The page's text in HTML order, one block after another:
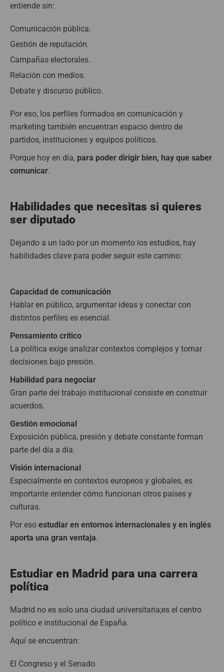
entiende sin:
Comunicación pública.
Gestión de reputación.
Campañas electorales.
Relación con medios.
Debate y discurso público.
Por eso, los perfiles formados en comunicación y
marketing también encuentran espacio dentro de
partidos, instituciones y equipos políticos.
Porque hoy en día, para poder dirigir bien, hay que saber
comunicar.
Habilidades que necesitas si quieres
ser diputado
Dejando a un lado por un momento los estudios, hay
habilidades clave para poder seguir este camino:
Capacidad de comunicación
Hablar en público, argumentar ideas y conectar con
distintos perfiles es esencial.
Pensamiento crítico
La política exige analizar contextos complejos y tomar
decisiones bajo presión.
Habilidad para negociar
Gran parte del trabajo institucional consiste en construir
acuerdos.
Gestión emocional
Exposición pública, presión y debate constante forman
parte del día a día.
Visión internacional
Especialmente en contextos europeos y globales, es
importante entender cómo funcionan otros países y
culturas.
Por eso estudiar en entornos internacionales y en inglés
aporta una gran ventaja.
Estudiar en Madrid para una carrera
política
Madrid no es solo una ciudad universitaria;es el centro
político e institucional de España.
Aquí se encuentran:
El Congreso y el Senado.